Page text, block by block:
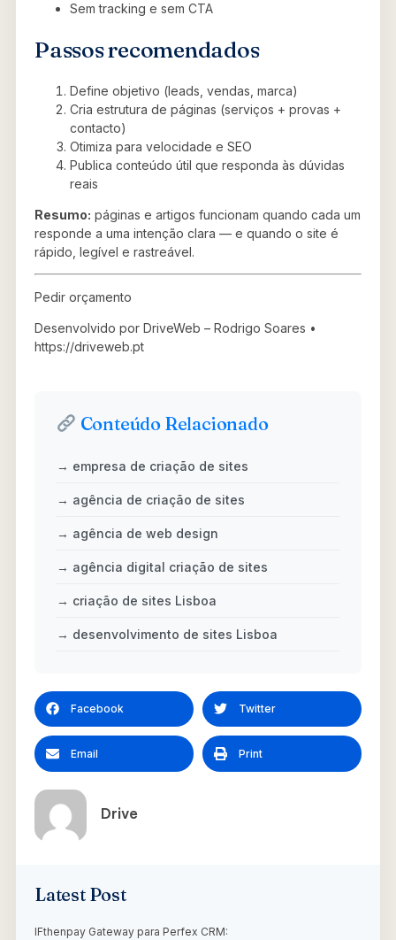
Sem tracking e sem CTA
Passos recomendados
Define objetivo (leads, vendas, marca)
Cria estrutura de páginas (serviços + provas +
contacto)
Otimiza para velocidade e SEO
Publica conteúdo útil que responda às dúvidas
reais
Resumo: páginas e artigos funcionam quando cada um
responde a uma intenção clara — e quando o site é
rápido, legível e rastreável.
Pedir orçamento
Desenvolvido por DriveWeb – Rodrigo Soares •
https://driveweb.pt
Conteúdo Relacionado
→ empresa de criação de sites
→ agência de criação de sites
→ agência de web design
→ agência digital criação de sites
→ criação de sites Lisboa
→ desenvolvimento de sites Lisboa
Facebook Twitter
Email Print
Drive
Latest Post
IFthenpay Gateway para Perfex CRM: